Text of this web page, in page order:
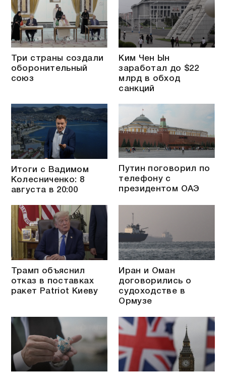
Три страны создали
оборонительный
союз
Ким Чен Ын
заработал до $22
млрд в обход
санкций
Итоги с Вадимом
Колесниченко: 8
августа в 20:00
Путин поговорил по
телефону с
президентом ОАЭ
Трамп объяснил
отказ в поставках
ракет Patriot Киеву
Иран и Оман
договорились о
судоходстве в
Ормузе